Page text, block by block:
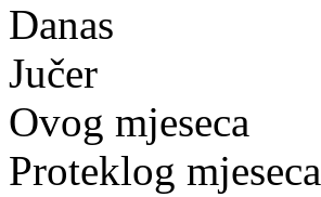
Danas
Jučer
Ovog mjeseca
Proteklog mjeseca